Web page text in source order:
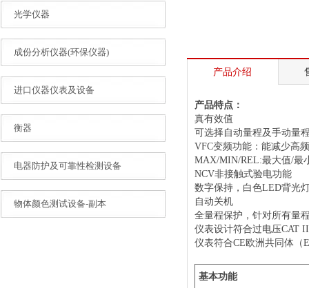
光学仪器
成份分析仪器(环保仪器)
进口仪器仪表及设备
衡器
电器防护及可靠性检测设备
物体颜色测试设备-副本
产品介绍
产品特点：
真有效值
可选择自动量程及手动量
VFC变频功能：能减少高
MAX/MIN/REL:最大值/最
NCV非接触式验电功能
数字保持，白色LED背光
自动关机
全量程保护，针对所有量
仪表设计符合过电压CAT
仪表符合CE欧洲共同体（
基本功能